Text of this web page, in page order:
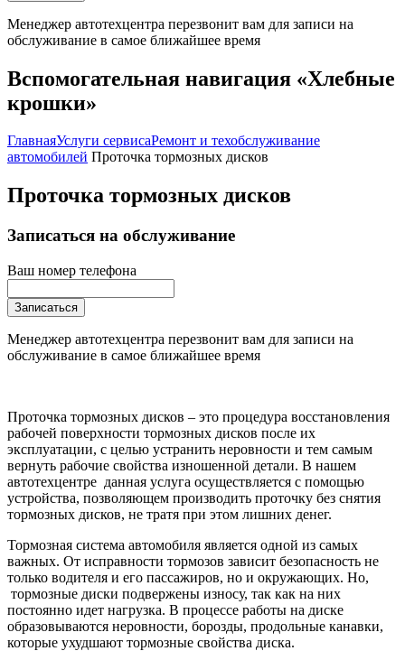
Менеджер автотехцентра перезвонит вам для записи на
обслуживание в самое ближайшее время
Вспомогательная навигация «Хлебные
крошки»
ГлавнаяУслуги сервисаРемонт и техобслуживание
автомобилей Проточка тормозных дисков
Проточка тормозных дисков
Записаться на обслуживание
Ваш номер телефона
Записаться
Менеджер автотехцентра перезвонит вам для записи на
обслуживание в самое ближайшее время
Проточка тормозных дисков – это процедура восстановления
рабочей поверхности тормозных дисков после их
эксплуатации, с целью устранить неровности и тем самым
вернуть рабочие свойства изношенной детали. В нашем
автотехцентре данная услуга осуществляется с помощью
устройства, позволяющем производить проточку без снятия
тормозных дисков, не тратя при этом лишних денег.
Тормозная система автомобиля является одной из самых
важных. От исправности тормозов зависит безопасность не
только водителя и его пассажиров, но и окружающих. Но,
тормозные диски подвержены износу, так как на них
постоянно идет нагрузка. В процессе работы на диске
образовываются неровности, борозды, продольные канавки,
которые ухудшают тормозные свойства диска.